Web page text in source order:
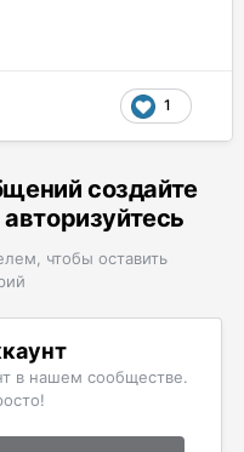
1
создайте
чтобы оставить
в нашем сообществе.